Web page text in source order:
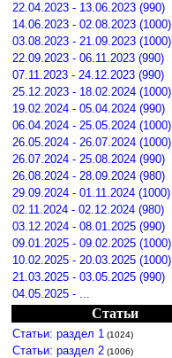
22.04.2023 - 13.06.2023 (990)
14.06.2023 - 02.08.2023 (1000)
03.08.2023 - 21.09.2023 (1000)
22.09.2023 - 06.11.2023 (990)
07.11.2023 - 24.12.2023 (990)
25.12.2023 - 18.02.2024 (1000)
19.02.2024 - 05.04.2024 (990)
06.04.2024 - 25.05.2024 (1000)
26.05.2024 - 26.07.2024 (1000)
26.07.2024 - 25.08.2024 (990)
26.08.2024 - 28.09.2024 (980)
29.09.2024 - 01.11.2024 (1000)
02.11.2024 - 02.12.2024 (980)
03.12.2024 - 08.01.2025 (990)
09.01.2025 - 09.02.2025 (1000)
10.02.2025 - 20.03.2025 (1000)
21.03.2025 - 03.05.2025 (990)
04.05.2025 - ...
Статьи
Статьи: раздел 1 (1024)
Статьи: раздел 2 (1006)